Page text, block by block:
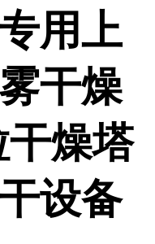
用上
干燥
燥塔
设备